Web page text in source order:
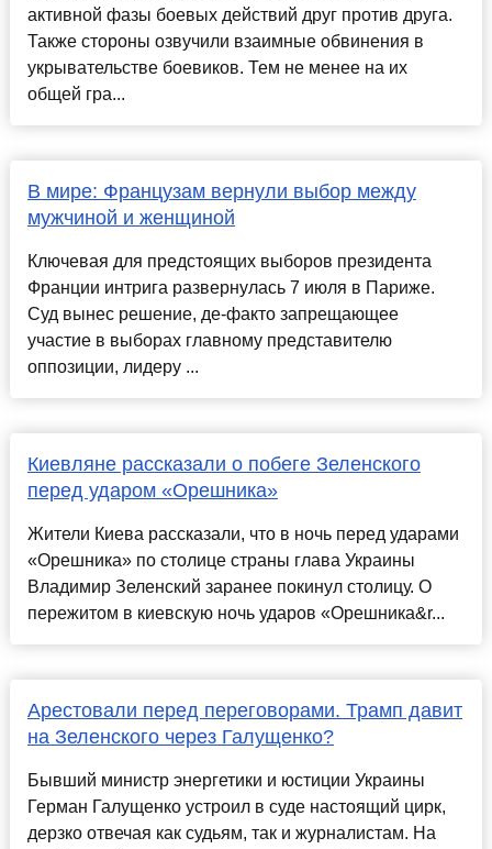
активной фазы боевых действий друг против друга.
Также стороны озвучили взаимные обвинения в
укрывательстве боевиков. Тем не менее на их
общей гра...
В мире: Французам вернули выбор между
мужчиной и женщиной
Ключевая для предстоящих выборов президента
Франции интрига развернулась 7 июля в Париже.
Суд вынес решение, де-факто запрещающее
участие в выборах главному представителю
оппозиции, лидеру ...
Киевляне рассказали о побеге Зеленского
перед ударом «Орешника»
Жители Киева рассказали, что в ночь перед ударами
«Орешника» по столице страны глава Украины
Владимир Зеленский заранее покинул столицу. О
пережитом в киевскую ночь ударов «Орешника&r...
Арестовали перед переговорами. Трамп давит
на Зеленского через Галущенко?
Бывший министр энергетики и юстиции Украины
Герман Галущенко устроил в суде настоящий цирк,
дерзко отвечая как судьям, так и журналистам. На